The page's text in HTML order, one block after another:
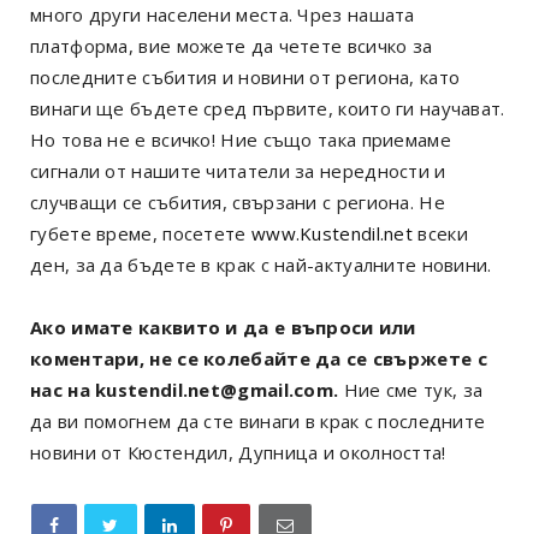
много други населени места. Чрез нашата
платформа, вие можете да четете всичко за
последните събития и новини от региона, като
винаги ще бъдете сред първите, които ги научават.
Но това не е всичко! Ние също така приемаме
сигнали от нашите читатели за нередности и
случващи се събития, свързани с региона. Не
губете време, посетете www.Kustendil.net всеки
ден, за да бъдете в крак с най-актуалните новини.
Ако имате каквито и да е въпроси или
коментари, не се колебайте да се свържете с
нас на kustendil.net@gmail.com. Ние сме тук, за
да ви помогнем да сте винаги в крак с последните
новини от Кюстендил, Дупница и околността!